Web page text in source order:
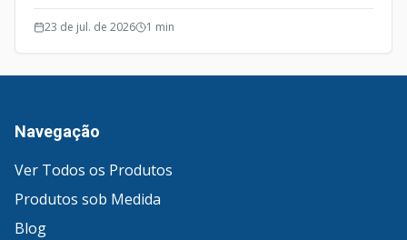
opera de forma silenciosa e efetiva.
23 de jul. de 2026 1 min
Navegação
Ver Todos os Produtos
Produtos sob Medida
Blog